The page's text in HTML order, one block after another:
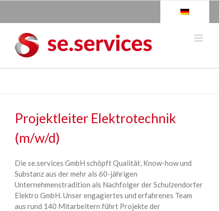
Projektleiter Elektrotechnik
(m/w/d)
Die se.services GmbH schöpft Qualität, Know-how und
Substanz aus der mehr als 60-jährigen
Unternehmenstradition als Nachfolger der Schulzendorfer
Elektro GmbH. Unser engagiertes und erfahrenes Team
aus rund 140 Mitarbeitern führt Projekte der